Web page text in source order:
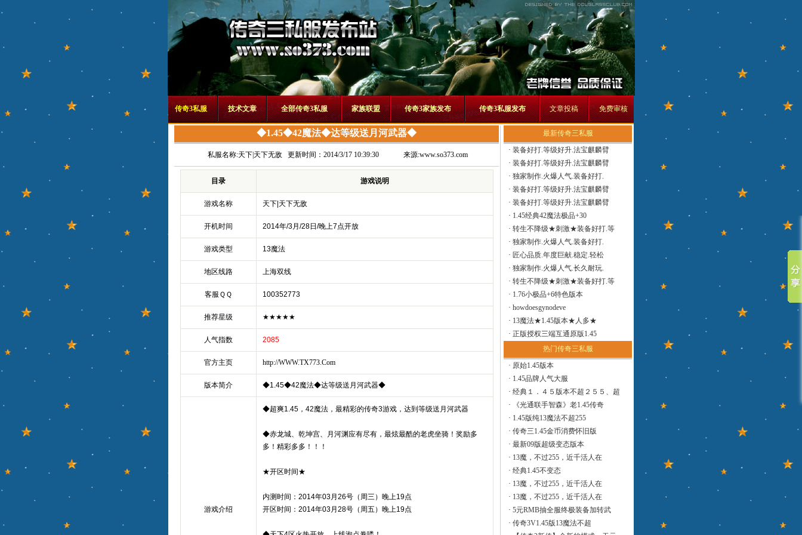
传奇3私服 技术文章 全部传奇3私服 家族联盟 传奇3家族发布 传奇3私服发布 文章投稿 免费审核
◆1.45◆42魔法◆达等级送月河武器◆
私服名称:天下|天下无敌 更新时间：2014/3/17 10:39:30 来源:www.so373.com
目录 游戏说明
游戏名称 天下|天下无敌
开机时间 2014年/3月/28日/晚上7点开放
游戏类型 13魔法
地区线路 上海双线
客服ＱＱ 100352773
推荐星级 ★★★★★
人气指数 2085
官方主页 http://WWW.TX773.Com
版本简介 ◆1.45◆42魔法◆达等级送月河武器◆
游戏介绍
◆超爽1.45，42魔法，最精彩的传奇3游戏，达到等级送月河武器
◆赤龙城、乾坤宫、月河渊应有尽有，最炫最酷的老虎坐骑！奖励多
多！精彩多多！！！
★开区时间★
内测时间：2014年03月26号（周三）晚上19点
开区时间：2014年03月28号（周五）晚上19点
最新传奇三私服
· 装备好打.等级好升.法宝麒麟臂
· 装备好打.等级好升.法宝麒麟臂
· 独家制作.火爆人气.装备好打.
· 装备好打.等级好升.法宝麒麟臂
· 装备好打.等级好升.法宝麒麟臂
· 1.45经典42魔法极品+30
· 转生不降级★刺激★装备好打.等
· 独家制作.火爆人气.装备好打.
· 匠心品质.年度巨献.稳定.轻松
· 独家制作.火爆人气.长久耐玩.
· 转生不降级★刺激★装备好打.等
· 1.76小极品+6特色版本
· howdoesgynodeve
· 13魔法★1.45版本★人多★
· 正版授权三端互通原版1.45
热门传奇三私服
· 原始1.45版本
· 1.45品牌人气大服
· 经典１．４５版本不超２５５、超
·
《光通联手智森》老1.45传奇
· 1.45版纯13魔法不超255
· 传奇三1.45金币消费怀旧版
· 最新09版超级变态版本
· 13魔，不过255，近千活人在
· 经典1.45不变态
· 13魔，不过255，近千活人在
· 13魔，不过255，近千活人在
· 5元RMB抽全服终极装备加转武
· 传奇3V1.45版13魔法不超